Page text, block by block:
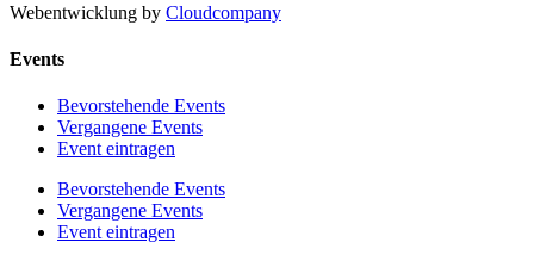
Webentwicklung by Cloudcompany
Events
Bevorstehende Events
Vergangene Events
Event eintragen
Bevorstehende Events
Vergangene Events
Event eintragen